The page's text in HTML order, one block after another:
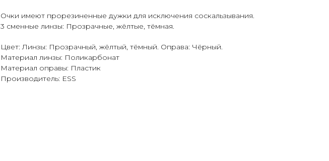
Очки имеют прорезиненные дужки для исключения соскальзывания.
3 сменные линзы: Прозрачные, жёлтые, тёмная.
Цвет: Линзы: Прозрачный, жёлтый, тёмный. Оправа: Чёрный.
Материал линзы: Поликарбонат
Материал оправы: Пластик
Производитель: ESS